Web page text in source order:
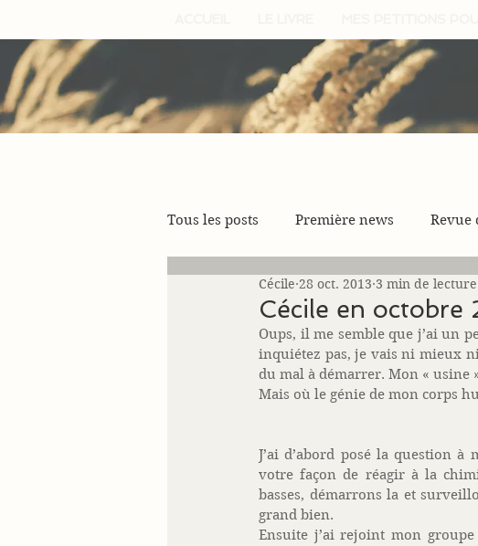
Tous les posts Première news Revue
Cécile en octobre
Cécile 28 oct. 2013 3 min de lecture
Oups, il me semble que j’ai un
inquiétez pas, je vais ni mieux
du mal à démarrer. Mon « usine
Mais où le génie de mon corps
J’ai d’abord posé la question
votre façon de réagir à la
basses, démarrons la et
grand bien.
Ensuite j’ai rejoint mon